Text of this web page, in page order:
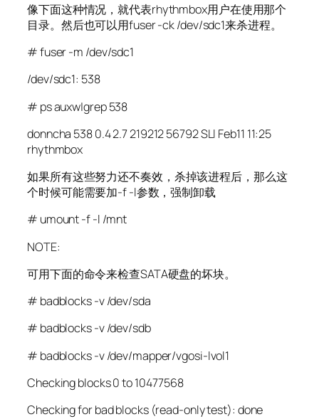
像下面这种情况，就代表rhythmbox用户在使用那个
目录。然后也可以用fuser -ck /dev/sdc1来杀进程。
# fuser -m /dev/sdc1
/dev/sdc1: 538
# ps auxw|grep 538
donncha 538 0.4 2.7 219212 56792 SLl Feb11 11:25
rhythmbox
如果所有这些努力还不奏效，杀掉该进程后，那么这
个时候可能需要加-f -l参数，强制卸载
# umount -f -l /mnt
NOTE:
可用下面的命令来检查SATA硬盘的坏块。
# badblocks -v /dev/sda
# badblocks -v /dev/sdb
# badblocks -v /dev/mapper/vgosi-lvol1
Checking blocks 0 to 10477568
Checking for bad blocks (read-only test): done